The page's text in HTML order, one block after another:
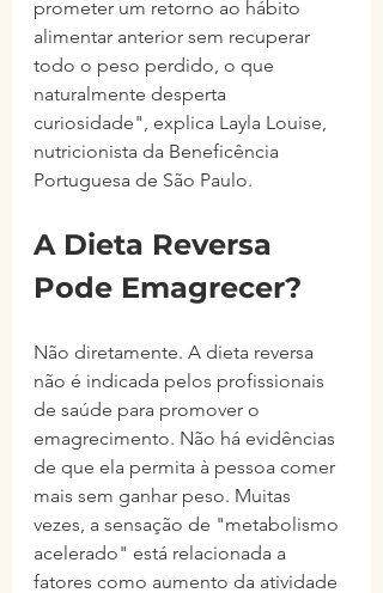
prometer um retorno ao hábito
alimentar anterior sem recuperar
todo o peso perdido, o que
naturalmente desperta
curiosidade", explica Layla Louise,
nutricionista da Beneficência
Portuguesa de São Paulo.
A Dieta Reversa
Pode Emagrecer?
Não diretamente. A dieta reversa
não é indicada pelos profissionais
de saúde para promover o
emagrecimento. Não há evidências
de que ela permita à pessoa comer
mais sem ganhar peso. Muitas
vezes, a sensação de "metabolismo
acelerado" está relacionada a
fatores como aumento da atividade